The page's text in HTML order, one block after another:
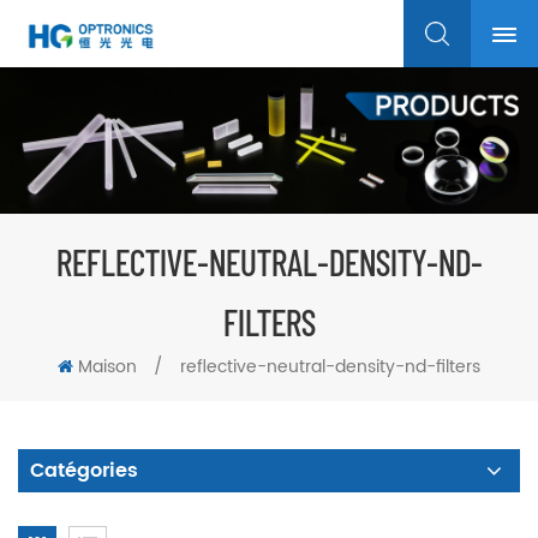
REFLECTIVE-NEUTRAL-DENSITY-ND-
FILTERS
Maison / reflective-neutral-density-nd-filters
Catégories